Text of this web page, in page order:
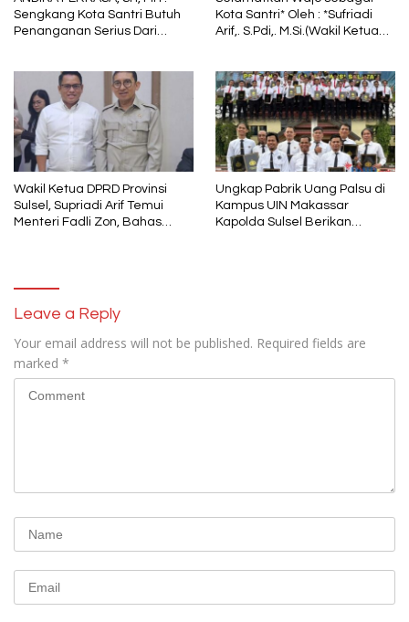
Sengkang Kota Santri Butuh
Penanganan Serius Dari
Kota Santri* Oleh : *Sufriadi
Arif,. S.Pdi,. M.Si.(Wakil Ketua
Wakil Ketua DPRD Provinsi
Sulsel, Supriadi Arif Temui
Menteri Fadli Zon, Bahas
Ungkap Pabrik Uang Palsu di
Kampus UIN Makassar
Kapolda Sulsel Berikan
Leave a Reply
Your email address will not be published. Required fields are
marked *